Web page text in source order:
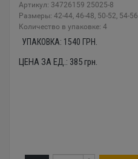
Артикул: 34726159 25025-8
Размеры: 42-44, 46-48, 50-52, 54-56
Количество в упаковке: 4
УПАКОВКА: 1540 ГРН.
ЦЕНА ЗА ЕД.: 385грн.